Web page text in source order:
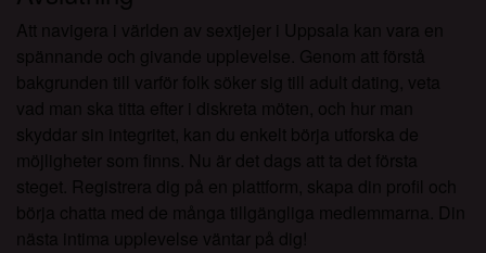
Att navigera i världen av sextjejer i Uppsala kan vara en
spännande och givande upplevelse. Genom att förstå
bakgrunden till varför folk söker sig till adult dating, veta
vad man ska titta efter i diskreta möten, och hur man
skyddar sin integritet, kan du enkelt börja utforska de
möjligheter som finns. Nu är det dags att ta det första
steget. Registrera dig på en plattform, skapa din profil och
börja chatta med de många tillgängliga medlemmarna. Din
nästa intima upplevelse väntar på dig!